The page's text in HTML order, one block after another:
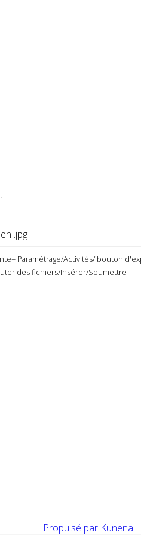
.jpg
Paramétrage/Activités/ bouton
des fichiers/Insérer/Soumettre
Propulsé par Kunena